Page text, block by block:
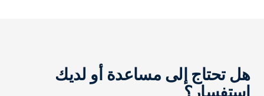
هل تحتاج إلى مساعدة أو لديك
استفسار؟